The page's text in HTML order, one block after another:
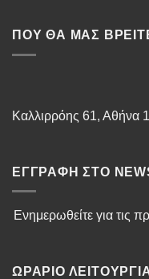
ΠΟΥ ΘΑ ΜΑΣ
Καλλιρρόης 61, Αθήνα
ΕΓΓΡΑΦΉ ΣΤΟ
Ενημερωθείτε για τις
ΩΡΆΡΙΟ